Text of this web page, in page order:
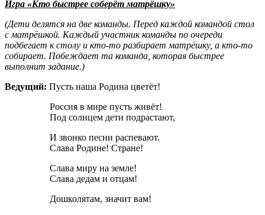
Игра «Кто быстрее соберёт матрёшку»
(Дети делятся на две команды. Перед каждой командой стол
с матрёшкой. Каждый участник команды по очереди
подбегает к столу и кто-то разбирает матрёшку, а кто-то
собирает. Побеждает та команда, которая быстрее
выполнит задание.)
Ведущий: Пусть наша Родина цветёт!
Россия в мире пусть живёт!
Под солнцем дети подрастают,
И звонко песни распевают.
Слава Родине! Стране!
Слава миру на земле!
Слава дедам и отцам!
Дошколятам, значит вам!